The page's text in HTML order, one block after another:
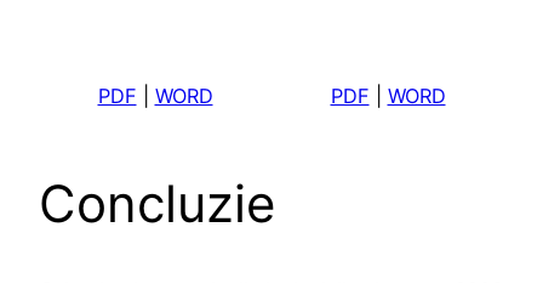
PDF WORD PDF WORD
Concluzie